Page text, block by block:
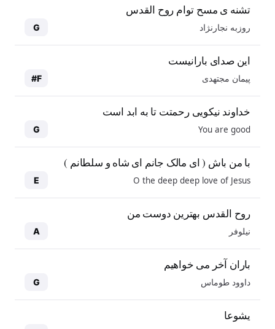
تشنه ی مسح توام روح القدس
روزبه نجارنژاد G
این صدای بارانیست
پیمان مجتهدی F#
خداوند نیکویی رحمتت تا به ابد است
You are good
G
با من باش ( ای مالک جانم ای شاه و سلطانم )
O the deep deep love of Jesus
E
روح القدس بهترین دوست من
نیلوفر A
باران آخر می خواهیم
داوود طوماس G
یشوعا